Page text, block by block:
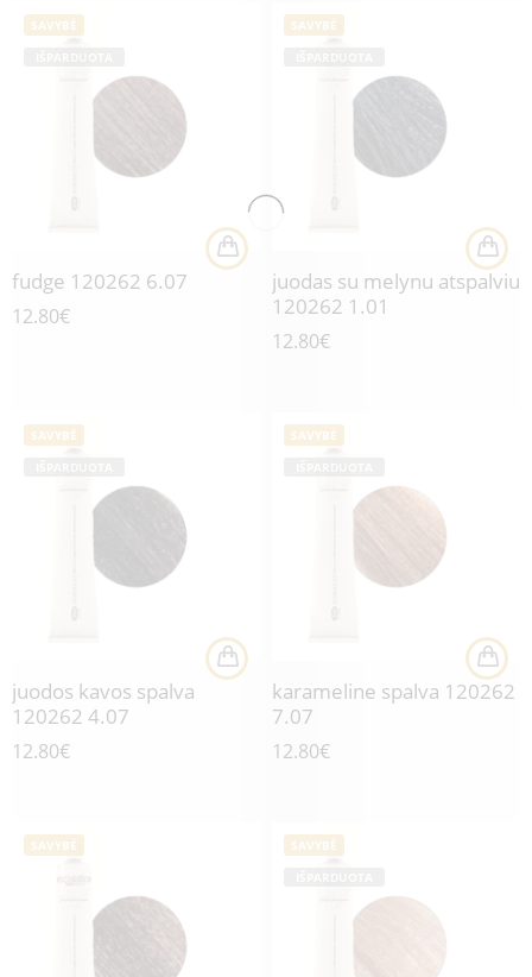
SAVYBĖ
fudge 120262 6.07
12.80€
SAVYBĖ
juodas su melynu atspalviu
120262 1.01
12.80€
SAVYBĖ
juodos kavos spalva
120262 4.07
12.80€
SAVYBĖ
karameline spalva 120262
7.07
12.80€
SAVYBĖ
SAVYBĖ